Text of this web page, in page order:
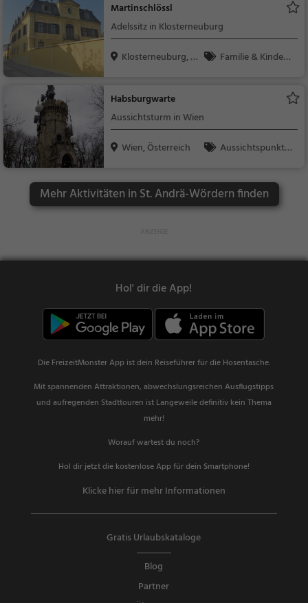
Martinschlössl
Adelssitz in Klosterneuburg
Klosterneuburg, Ö
Familie & Kinder,
Habsburgwarte
Aussichtsturm in Wien
Wien, Österreich
Aussichtspunkt, F
r
Mehr Aktivitäten in St. Andrä-Wördern finden
Hol' dir die App!
Die FreizeitMonster App ist dein Reiseführer für die Hosentasche.
Mit spannenden Attraktionen, abwechslungsreichen Ausflugstipps
und aufregenden Stadttouren ist Langeweile definitiv kein Thema
mehr!
Worauf wartest du noch?
Hol dir jetzt die kostenlose App für dein Smartphone!
Klicke hier für mehr Informationen
Gratis Urlaubskataloge
Blog
Partner